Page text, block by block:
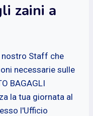
zaini a
nostro Staff che
necessarie sulle
BAGAGLI
la tua giornata al
l'Ufficio